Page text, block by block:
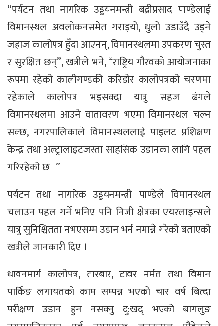
“पर्यटन तथा नागरिक उड्डयनमन्त्री बद्रीप्रसाद पाण्डेलाई
विमानस्थल अवलोकनसमेत गराइयो, धुलो उडाउँदै उड्ने
जहाज कालोपत्र हुँदा आएनन्, विमानस्थलमा उपकरण चुस्त
र सुरक्षित छन्”, खत्रीले भने, “राष्ट्रिय गौरवको आयोजनाका
रूपमा रहेको कालीगण्डकी करिडोर कालोपत्रको चरणमा
रहेकाले कालोपत्र भइसक्दा यात्रु सहज ढंगले
विमानस्थलमा आउने वातावरण भएमा विमानस्थल चल्न
सक्छ, नगरपालिकाले विमानस्थललाई पाइलट प्रशिक्षण
केन्द्र तथा अल्ट्रालाइटजस्ता साहसिक उडानका लागि पहल
गरिरहेको छ ।”
पर्यटन तथा नागरिक उड्डयनमन्त्री पाण्डेले विमानस्थल
चलाउन पहल गर्ने भनिए पनि निजी क्षेत्रका एयरलाइन्सले
यात्रु सुनिश्चितता नभएसम्म उडान भर्न नमान्ने गरेको बताएको
खत्रीले जानकारी दिए ।
धावनमार्ग कालोपत्र, तारबार, टावर मर्मत तथा विमान
पार्किङ लगायतको काम सम्पन्न भएको चार वर्ष बित्दा
परीक्षण उडान हुन नसक्नु दु:खद् भएको बागलुङ